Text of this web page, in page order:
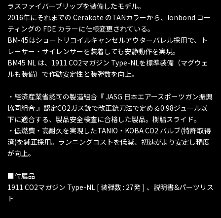
ラスファイバーブリップを装備したモデル。
2016年にそれまでの Cerakote のTANカラーから、Ionbond コー
ティングの FDE カラーに仕様変更されている。
BM-45はショートリコイルキャンセルアウターバレル採用で、ト
レーサー・サイレンサーを装着しても安静動作を実現。
BM45 NL は、1911 CO2マガジン Type-NLを標準装備（マグウェ
ルも装備）で作動安定性と装弾数を向上。
・経済産業省認可の製造組合『 JASG 日本エアースポーツガン振興
協同組合 』認定CO2ガス銃で改正銃刀法で定める0.98ジュール以
下に適合する、製品安全検査に合格した製品。樹脂スライド。
・低燃費・高耐久を実現したTANIO・KOBA CO2 バルブ(特許取得
済)を純正採用。ランニングコストを低減、初速がより安定し精度
が向上。
■付属品
1911 CO2マガジン Type-NL [ 装弾数 : 27発 ] 、説明書&パーツリス
ト